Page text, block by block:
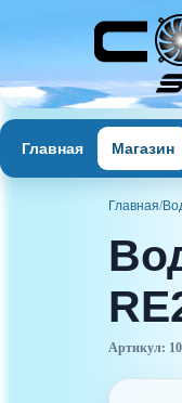
Главная Магазин
Главная/
Артикул: